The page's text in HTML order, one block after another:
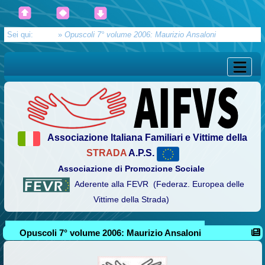
Sei qui: » Opuscoli 7° volume 2006: Maurizio Ansaloni
Associazione Italiana Familiari e Vittime della
STRADAA.P.S.
Associazione di Promozione Sociale
Aderente alla FEVR (Federaz. Europea delle
Vittime della Strada)
Opuscoli 7° volume 2006: Maurizio Ansaloni